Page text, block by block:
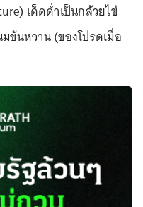
เด็ดด่ำเป็นกล้วยไข่
ข้นหวาน (ของโปรดเมื่อ